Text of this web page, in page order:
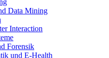
Data Mining
Interaction
Forensik
und E-Health